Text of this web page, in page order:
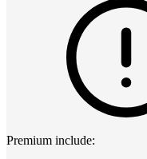
Premium include: